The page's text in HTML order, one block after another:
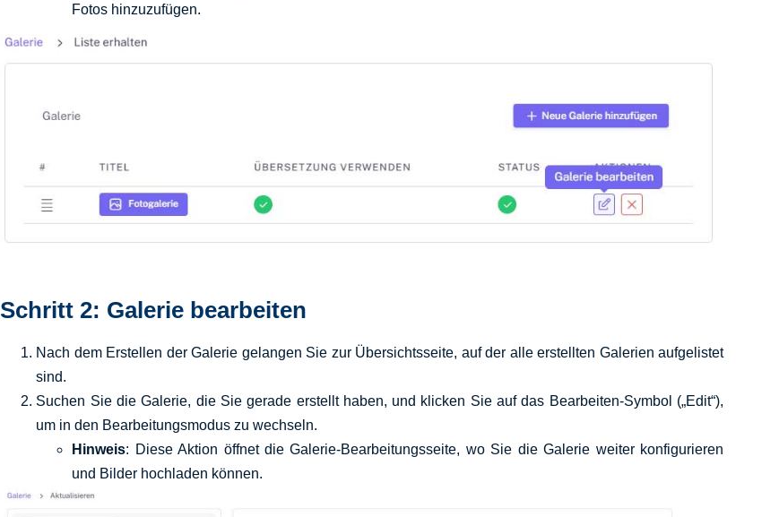
Fotos hinzuzufügen.
Schritt 2: Galerie bearbeiten
Nach dem Erstellen der Galerie gelangen Sie zur Übersichtsseite, auf der alle erstellten Galerien aufgelistet
sind.
Suchen Sie die Galerie, die Sie gerade erstellt haben, und klicken Sie auf das Bearbeiten-Symbol („Edit“),
um in den Bearbeitungsmodus zu wechseln.
Hinweis: Diese Aktion öffnet die Galerie-Bearbeitungsseite, wo Sie die Galerie weiter konfigurieren
und Bilder hochladen können.